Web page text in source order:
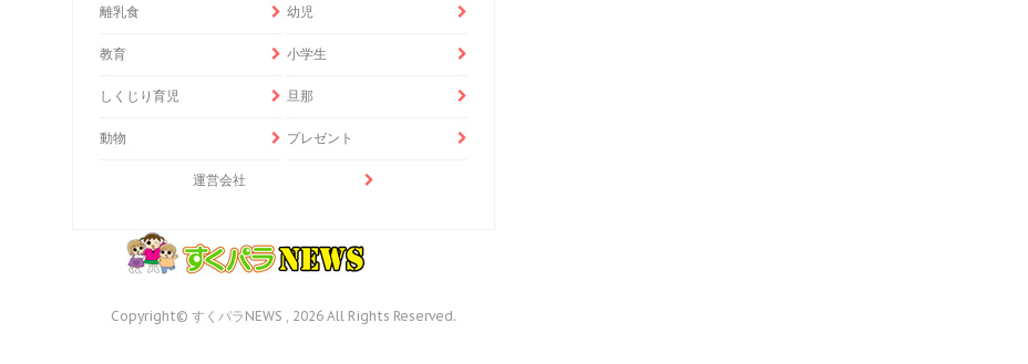
離乳食 幼児
教育 小学生
しくじり育児 旦那
動物 プレゼント
運営会社
Copyright© すくパラNEWS , 2026 All Rights Reserved.